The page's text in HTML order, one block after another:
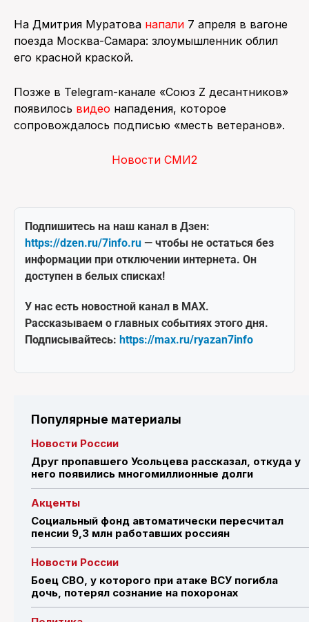
На Дмитрия Муратова напали 7 апреля в вагоне
поезда Москва-Самара: злоумышленник облил
его красной краской.
Позже в Telegram-канале «Союз Z десантников»
появилось видео нападения, которое
сопровождалось подписью «месть ветеранов».
Новости СМИ2
Подпишитесь на наш канал в Дзен:
https://dzen.ru/7info.ru — чтобы не остаться без
информации при отключении интернета. Он
доступен в белых списках!
У нас есть новостной канал в MAX.
Рассказываем о главных событиях этого дня.
Подписывайтесь: https://max.ru/ryazan7info
Популярные материалы
Новости России
Друг пропавшего Усольцева рассказал, откуда у
него появились многомиллионные долги
Акценты
Социальный фонд автоматически пересчитал
пенсии 9,3 млн работавших россиян
Новости России
Боец СВО, у которого при атаке ВСУ погибла
дочь, потерял сознание на похоронах